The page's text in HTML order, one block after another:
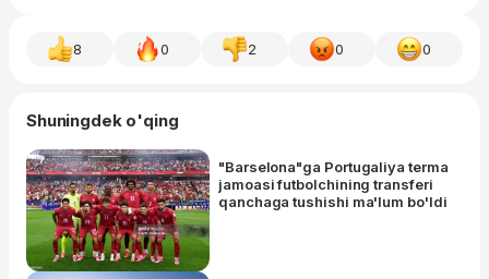
8 0 2 0 0
Shuningdek o'qing
"Barselona"ga Portugaliya terma
jamoasi futbolchining transferi
qanchaga tushishi ma'lum bo'ldi